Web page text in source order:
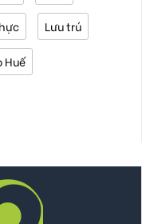
Lưu trú
Huế